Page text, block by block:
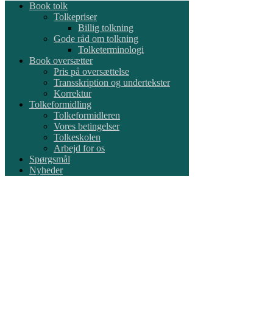
Book tolk
Tolkepriser
Billig tolkning
Gode råd om tolkning
Tolketerminologi
Book oversætter
Pris på oversættelse
Transskription og undertekster
Korrektur
Tolkeformidling
Tolkeformidleren
Vores betingelser
Tolkeskolen
Arbejd for os
Spørgsmål
Nyheder